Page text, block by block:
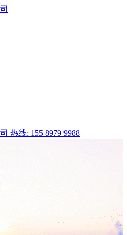
热线: 155 8979 9988